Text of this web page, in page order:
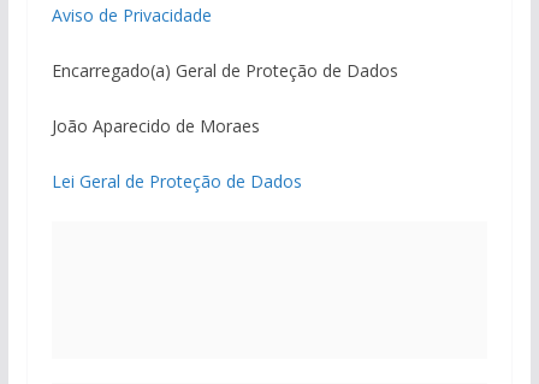
Aviso de Privacidade
Encarregado(a) Geral de Proteção de Dados
João Aparecido de Moraes
Lei Geral de Proteção de Dados